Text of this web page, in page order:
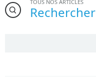
TOUS NOS ARTICLES
Rechercher